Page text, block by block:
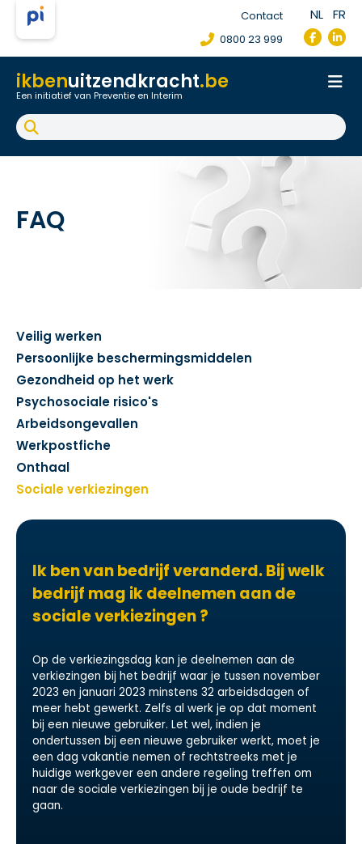
Contact
0800 23 999
NL FR
ikbenuitzendkracht.be
Een initiatief van Preventie en Interim
Onthaal
Werkpostfiche
Arbeidsongeval
FAQ
Veilig werken
Persoonlijke beschermingsmiddelen
Gezondheid op het werk
Psychosociale risico's
Arbeidsongevallen
Werkpostfiche
Onthaal
Sociale verkiezingen
Ik ben van bedrijf veranderd. Bij welk
bedrijf mag ik deelnemen aan de
sociale verkiezingen ?
Op de verkiezingsdag kan je deelnemen aan de
verkiezingen bij het bedrijf waar je tussen november
2023 en januari 2023 minstens 32 arbeidsdagen of
meer hebt gewerkt. Zelfs al werk je op dat moment
bij een nieuwe gebruiker. Let wel, indien je
ondertussen bij een nieuwe gebruiker werkt, moet je
een dag vakantie nemen of rechtstreeks met je
huidige werkgever een andere regeling treffen om
naar de sociale verkiezingen bij je oude bedrijf te
gaan.